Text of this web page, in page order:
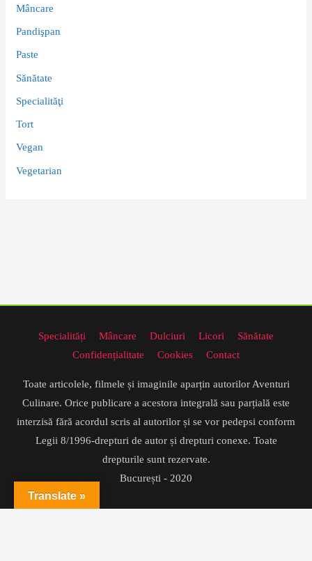
Mâncare
Pandişpan
Paste
Sănătate
Specialităţi
Tort
Vegan
Vegetarian
Specialități Mâncare Dulciuri Licori
Sănătate
Confidențialitate
Cookies Contact
Toate articolele, filmele și imaginile aparțin autorilor Aventuri
Culinare. Orice publicare a acestora integrală sau parțială este
interzisă fără acordul scris al autorilor și se vor pedepsi conform
Legii 8/1996-drepturi de autor și drepturi conexe. Toate
drepturile sunt rezervate.
București - 2020
Translate »